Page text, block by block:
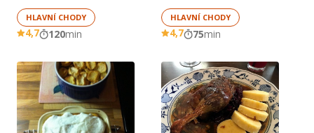
HLAVNÍ CHODY
4,7 120min
HLAVNÍ CHODY
4,7 75min